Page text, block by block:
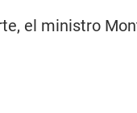
el ministro